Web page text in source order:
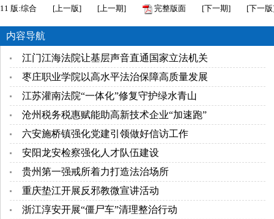
11 版:综合 [上一版] [上一期] 完整版面 [下一期] [下一版
内容导航
江门江海法院让基层声音直通国家立法机关
枣庄职业学院以高水平法治保障高质量发展
江苏灌南法院“一体化”修复守护绿水青山
沧州税务税惠赋能助高新技术企业“加速跑”
六安施桥镇强化党建引领做好信访工作
安阳龙安检察强化人才队伍建设
贵州第一强戒所着力打造法治场所
重庆垫江开展反邪教微宣讲活动
浙江淳安开展“僵尸车”清理整治行动